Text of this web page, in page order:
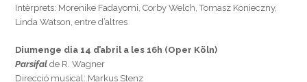
Intèrprets: Morenike Fadayomi, Corby Welch, Tomasz Konieczny,
Linda Watson, entre d’altres
Diumenge dia 14 d’abril a les 16h (Oper Köln)
Parsifal de R. Wagner
Direcció musical: Markus Stenz